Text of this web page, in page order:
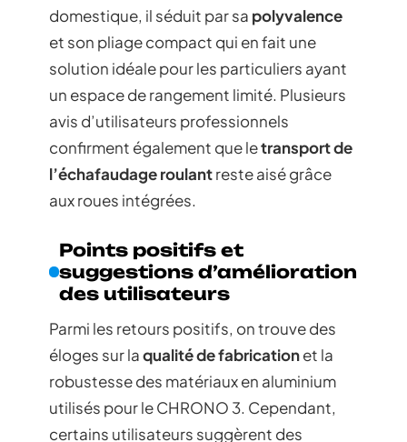
domestique, il séduit par sa polyvalence
et son pliage compact qui en fait une
solution idéale pour les particuliers ayant
un espace de rangement limité. Plusieurs
avis d’utilisateurs professionnels
confirment également que letransport de
l’échafaudage roulantreste aisé grâce
aux roues intégrées.
Points positifs et
suggestions d’amélioration
des utilisateurs
Parmi les retours positifs, on trouve des
éloges sur laqualité de fabricationet la
robustesse des matériaux en aluminium
utilisés pour le CHRONO 3. Cependant,
certains utilisateurs suggèrent des